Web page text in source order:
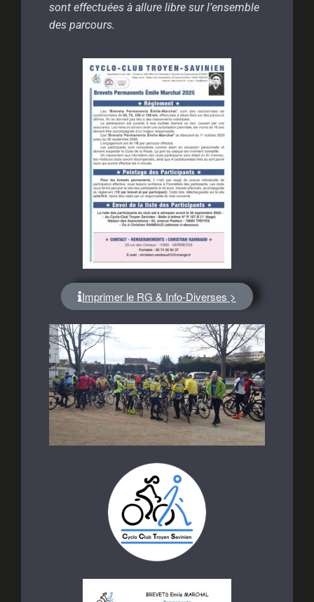
sont effectuées à allure libre sur l’ensemble
des parcours.
Imprimer le RG & Info-Diverses >